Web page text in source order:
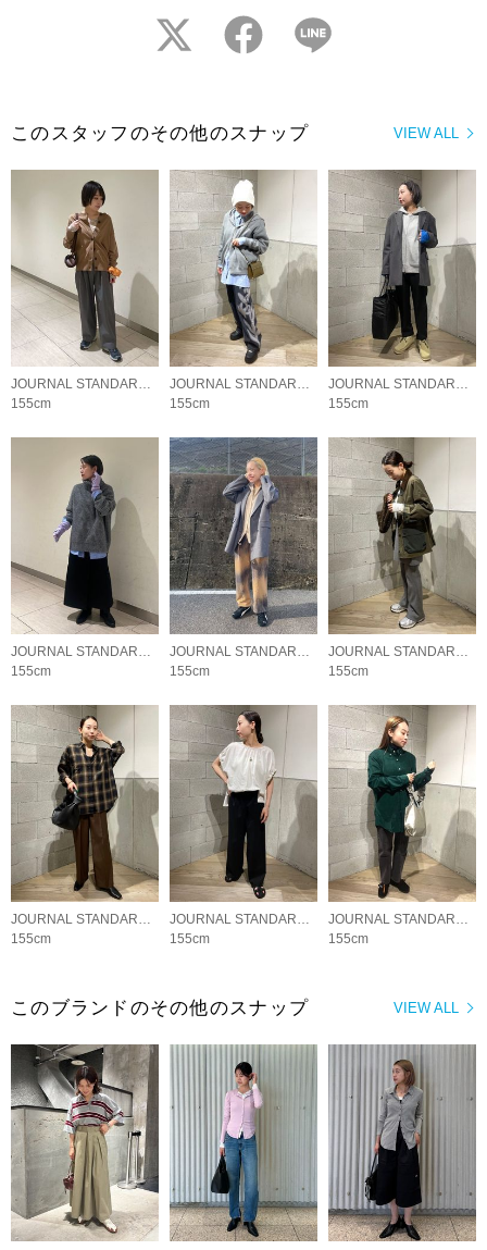
twitter facebook
VIEW ALL
このスタッフのその他のスナップ
JOURNAL STANDARD LADYS
155cm
JOURNAL STANDARD LADYS
155cm
JOURNAL STANDARD LADYS
155cm
JOURNAL STANDARD LADYS
155cm
JOURNAL STANDARD LADYS
155cm
JOURNAL STANDARD LADYS
155cm
JOURNAL STANDARD LADYS
155cm
JOURNAL STANDARD LADYS
155cm
JOURNAL STANDARD LADYS
155cm
VIEW ALL
このブランドのその他のスナップ